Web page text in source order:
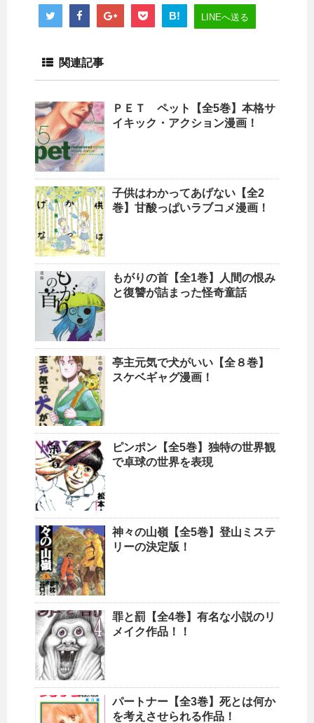
B! LINEへ送る
関連記事
ＰＥＴ ペット【全5巻】本格サ
イキック・アクション漫画！
子供はわかってあげない【全2
巻】甘酸っぱいラブコメ漫画！
もがりの首【全1巻】人間の恨み
と復讐が詰まった怪奇童話
亭主元気で犬がいい【全８巻】
スケベギャグ漫画！
ピンポン【全5巻】独特の世界観
で卓球の世界を表現
神々の山嶺【全5巻】登山ミステ
リーの決定版！
罪と罰【全4巻】有名な小説のリ
メイク作品！！
パートナー【全3巻】死とは何か
を考えさせられる作品！